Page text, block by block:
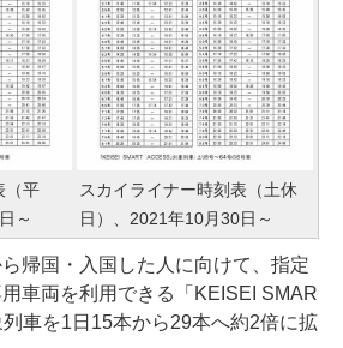
（平
～
スカイライナー時刻表（土休
日）、2021年10月30日～
帰国・入国した人に向けて、指定
車両を利用できる「KEISEI SMAR
車を1日15本から29本へ約2倍に拡